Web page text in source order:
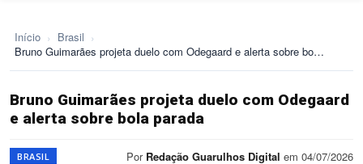
Início › Brasil ›
Bruno Guimarães projeta duelo com Odegaard e alerta sobre bo…
Bruno Guimarães projeta duelo com Odegaard
e alerta sobre bola parada
BRASIL Por Redação Guarulhos Digital em 04/07/2026